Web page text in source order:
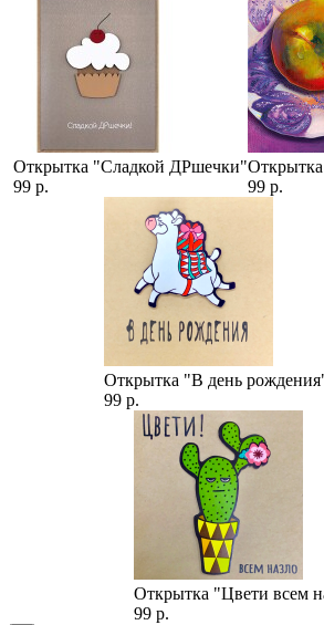
Открытка "Сладкой ДРшечки"
99 р.
99 р.
Открытка "В день
99 р.
Открытка "Цвети всем
99 р.